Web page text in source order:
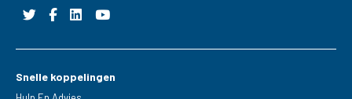
Snelle koppelingen